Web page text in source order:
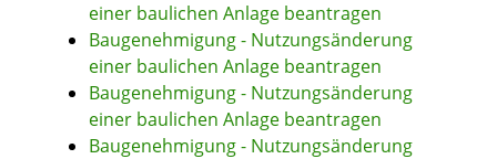
einer baulichen Anlage beantragen
Baugenehmigung - Nutzungsänderung
einer baulichen Anlage beantragen
Baugenehmigung - Nutzungsänderung
einer baulichen Anlage beantragen
Baugenehmigung - Nutzungsänderung